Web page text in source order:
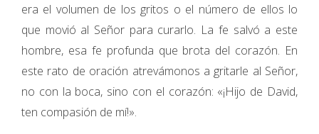
era el volumen de los gritos o el número de ellos lo
que movió al Señor para curarlo. La fe salvó a este
hombre, esa fe profunda que brota del corazón. En
este rato de oración atrevámonos a gritarle al Señor,
no con la boca, sino con el corazón: «¡Hijo de David,
ten compasión de mí!».